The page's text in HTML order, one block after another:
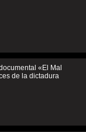
«El Mal
de la dictadura